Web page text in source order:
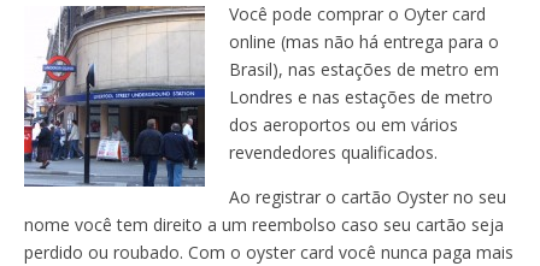
Você pode comprar o Oyter card
online (mas não há entrega para o
Brasil), nas estações de metro em
Londres e nas estações de metro
dos aeroportos ou em vários
revendedores qualificados.
Ao registrar o cartão Oyster no seu
nome você tem direito a um reembolso caso seu cartão seja
perdido ou roubado. Com o oyster card você nunca paga mais